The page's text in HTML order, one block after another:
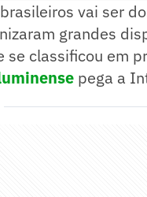
vai ser
grandes
se classificou em
pega a